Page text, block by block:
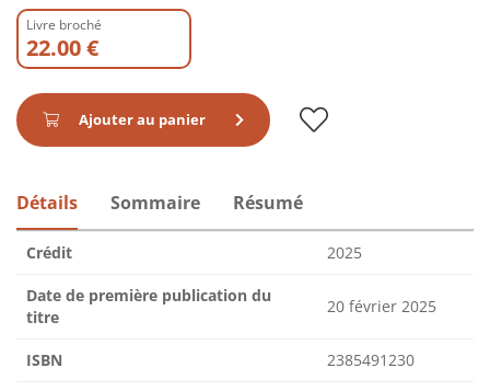
Livre broché
22.00 €
Ajouter au panier
Détails Sommaire Résumé
Crédit 2025
Date de première publication du
titre
20 février 2025
ISBN 2385491230